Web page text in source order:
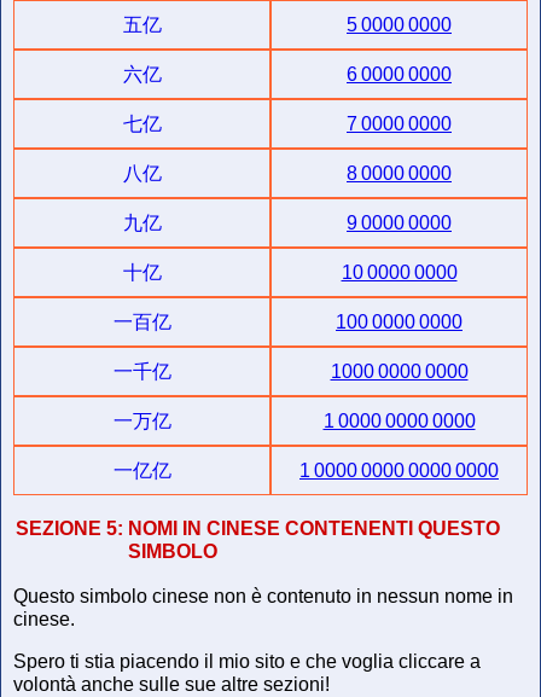
五亿 5 0000 0000
六亿 6 0000 0000
七亿 7 0000 0000
八亿 8 0000 0000
九亿 9 0000 0000
十亿 10 0000 0000
一百亿 100 0000 0000
一千亿 1000 0000 0000
一万亿 1 0000 0000 0000
一亿亿 1 0000 0000 0000 0000
SEZIONE 5: NOMI IN CINESE CONTENENTI QUESTO
SIMBOLO
Questo simbolo cinese non è contenuto in nessun nome in
cinese.
Spero ti stia piacendo il mio sito e che voglia cliccare a
volontà anche sulle sue altre sezioni!